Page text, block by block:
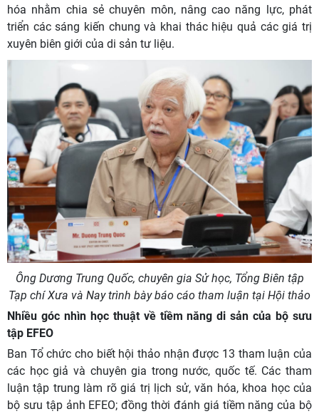
hóa nhằm chia sẻ chuyên môn, nâng cao năng lực, phát
triển các sáng kiến chung và khai thác hiệu quả các giá trị
xuyên biên giới của di sản tư liệu.
Ông Dương Trung Quốc, chuyên gia Sử học, Tổng Biên tập
Tạp chí Xưa và Nay trình bày báo cáo tham luận tại Hội thảo
Nhiều góc nhìn học thuật về tiềm năng di sản của bộ sưu
tập EFEO
Ban Tổ chức cho biết hội thảo nhận được 13 tham luận của
các học giả và chuyên gia trong nước, quốc tế. Các tham
luận tập trung làm rõ giá trị lịch sử, văn hóa, khoa học của
bộ sưu tập ảnh EFEO; đồng thời đánh giá tiềm năng của bộ